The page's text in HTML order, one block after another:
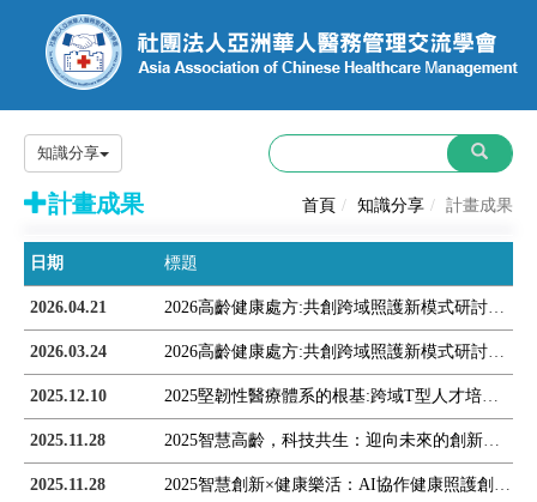
知識分享
計畫成果 首頁 知識分享 計畫成果
日期 標題
2026.04.21 2026高齡健康處方:共創跨域照護新模式研討會精彩回顧
2026.03.24 2026高齡健康處方:共創跨域照護新模式研討會講義
2025.12.10 2025堅韌性醫療體系的根基:跨域T型人才培育國際研討會 講義
2025.11.28 2025智慧高齡，科技共生：迎向未來的創新照護論壇 講義
2025.11.28 2025智慧創新×健康樂活：AI協作健康照護創新服務工作坊 講義